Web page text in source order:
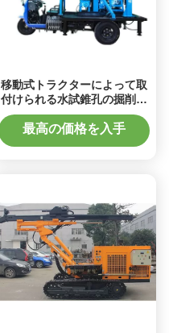
移動式トラクターによって取
付けられる水試錐孔の掘削装
置機械
最高の価格を入手